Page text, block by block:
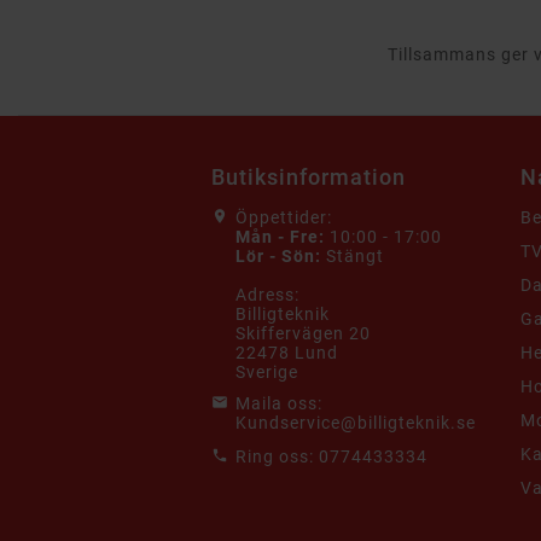
Tillsammans ger
Butiksinformation
Öppettider:
Mån - Fre: 10:00 - 17:00
Lör - Sön: Stängt
Adress:
Billigteknik
Skiffervägen 20
22478 Lund
Sverige
Maila oss:
Kundservice@billigteknik.se
Ring oss: 0774433334